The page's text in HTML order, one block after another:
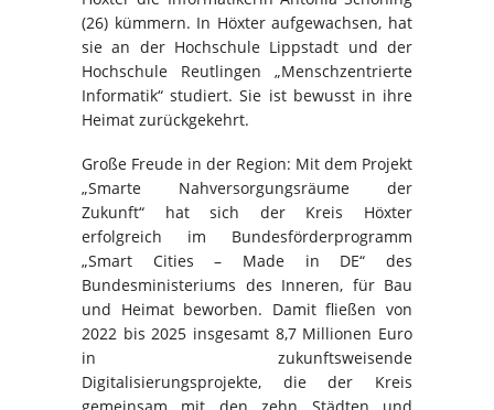
(26) kümmern. In Höxter aufgewachsen, hat
sie an der Hochschule Lippstadt und der
Hochschule Reutlingen „Menschzentrierte
Informatik“ studiert. Sie ist bewusst in ihre
Heimat zurückgekehrt.
Große Freude in der Region: Mit dem Projekt
„Smarte Nahversorgungsräume der
Zukunft“ hat sich der Kreis Höxter
erfolgreich im Bundesförderprogramm
„Smart Cities – Made in DE“ des
Bundesministeriums des Inneren, für Bau
und Heimat beworben. Damit fließen von
2022 bis 2025 insgesamt 8,7 Millionen Euro
in zukunftsweisende
Digitalisierungsprojekte, die der Kreis